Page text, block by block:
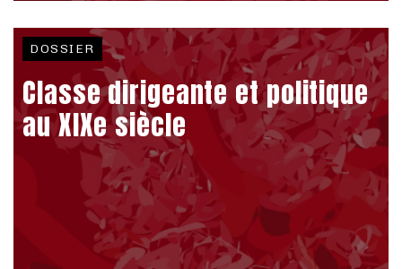
DOSSIER
Classe dirigeante et politique
au XIXe siècle